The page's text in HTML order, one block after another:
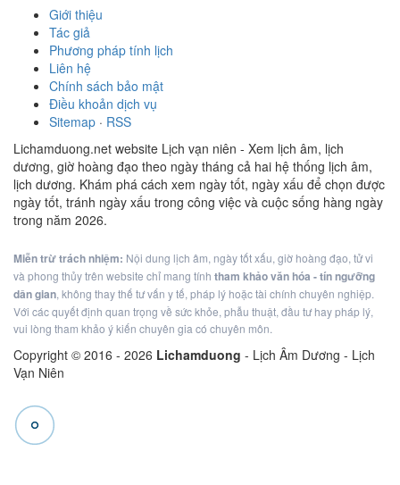
Giới thiệu
Tác giả
Phương pháp tính lịch
Liên hệ
Chính sách bảo mật
Điều khoản dịch vụ
Sitemap · RSS
Lichamduong.net website Lịch vạn niên - Xem lịch âm, lịch
dương, giờ hoàng đạo theo ngày tháng cả hai hệ thống lịch âm,
lịch dương. Khám phá cách xem ngày tốt, ngày xấu để chọn được
ngày tốt, tránh ngày xấu trong công việc và cuộc sống hàng ngày
trong năm 2026.
Miễn trừ trách nhiệm: Nội dung lịch âm, ngày tốt xấu, giờ hoàng đạo, tử vi
và phong thủy trên website chỉ mang tính tham khảo văn hóa - tín ngưỡng
dân gian, không thay thế tư vấn y tế, pháp lý hoặc tài chính chuyên nghiệp.
Với các quyết định quan trọng về sức khỏe, phẫu thuật, đầu tư hay pháp lý,
vui lòng tham khảo ý kiến chuyên gia có chuyên môn.
Copyright © 2016 - 2026 Lichamduong - Lịch Âm Dương - Lịch
Vạn Niên